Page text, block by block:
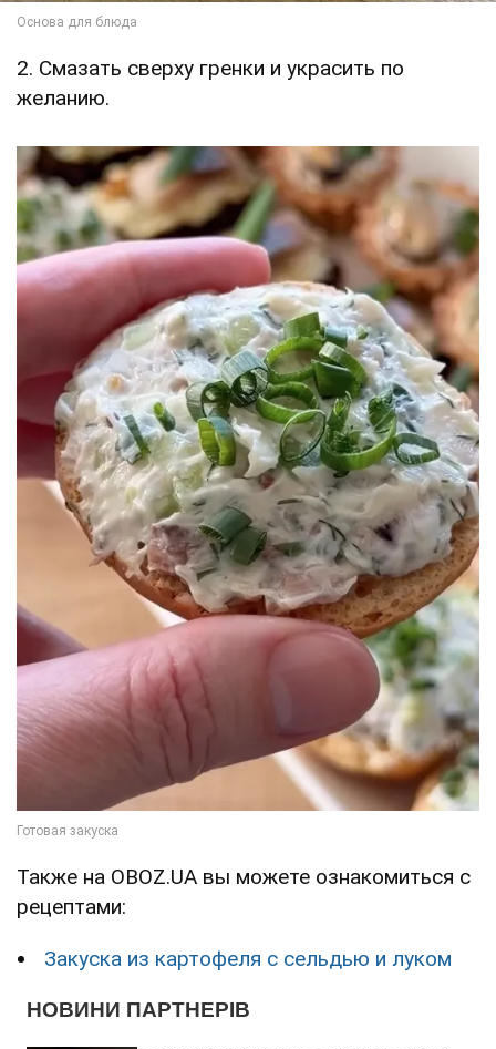
2. Смазать сверху гренки и украсить по
желанию.
Также на OBOZ.UA вы можете ознакомиться с
рецептами:
Закуска из картофеля с сельдью и луком